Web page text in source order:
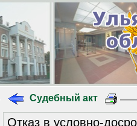
Судебный акт
Отказ в условно-